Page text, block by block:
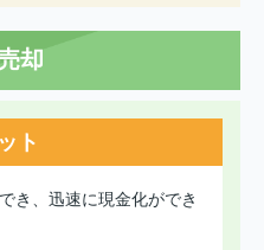
却
ト
き、迅速に現金化ができ